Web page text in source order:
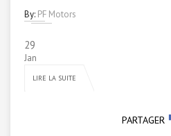
By: PF Motors
29
Jan
LIRE LA SUITE
PARTAGER